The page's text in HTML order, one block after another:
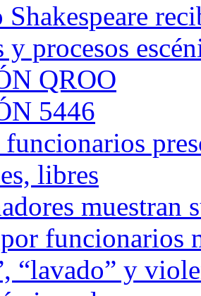
y procesos
QROO
5446
libres
muestran
funcionarios
“lavado” y